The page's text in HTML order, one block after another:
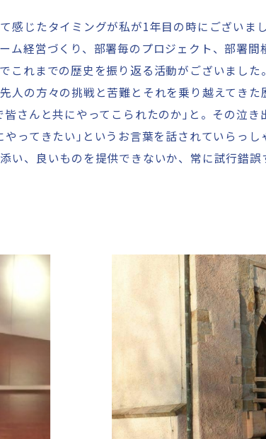
じたタイミングが私が1年目の時にございまし
ム経営づくり、部署毎のプロジェクト、部署
これまでの歴史を振り返る活動がございまし
人の方々の挑戦と苦難とそれを乗り越えてき
さんと共にやってこられたのか 」 と。その泣き
やってきたい 」 というお言葉を話されていらっし
、良いものを提供できないか、常に試行錯誤